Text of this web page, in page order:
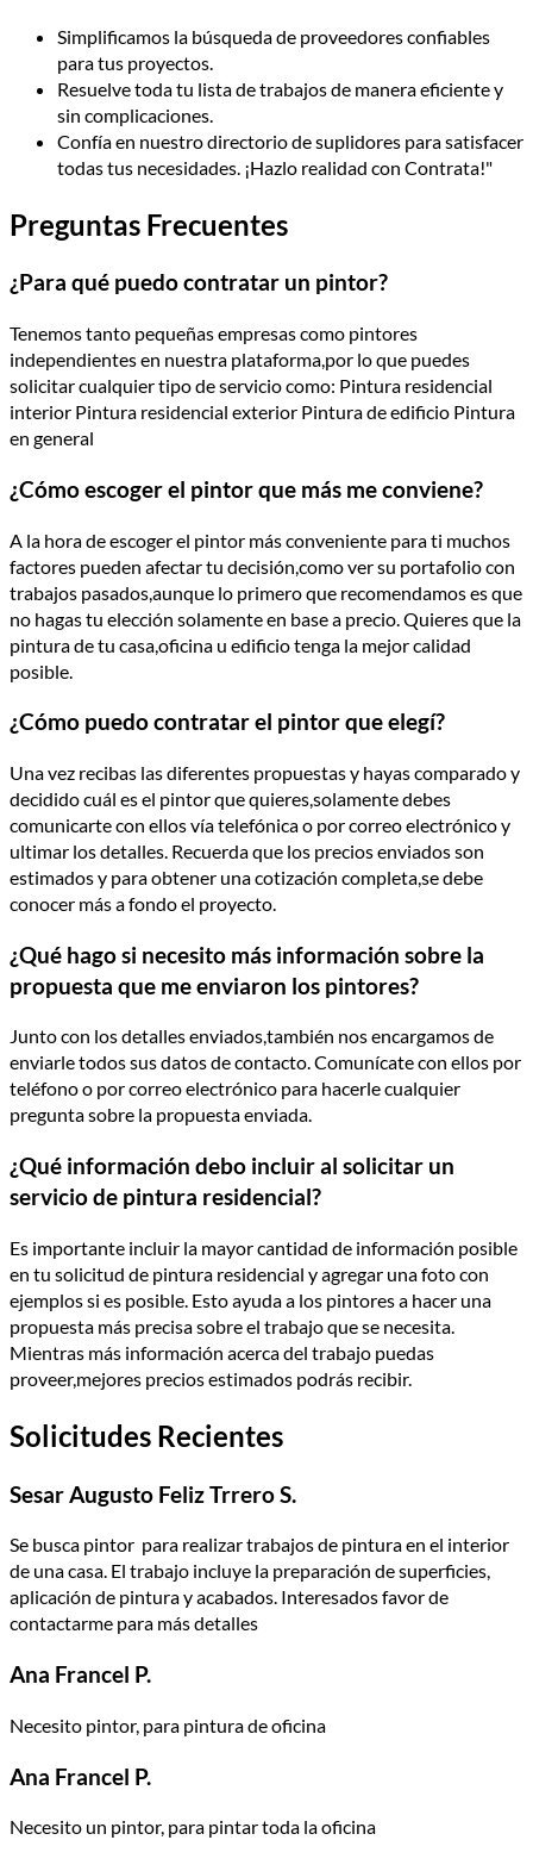
Simplificamos la búsqueda de proveedores confiables
para tus proyectos.
Resuelve toda tu lista de trabajos de manera eficiente y
sin complicaciones.
Confía en nuestro directorio de suplidores para satisfacer
todas tus necesidades. ¡Hazlo realidad con Contrata!"
Preguntas Frecuentes
¿Para qué puedo contratar un pintor?
Tenemos tanto pequeñas empresas como pintores
independientes en nuestra plataforma,por lo que puedes
solicitar cualquier tipo de servicio como: Pintura residencial
interior Pintura residencial exterior Pintura de edificio Pintura
en general
¿Cómo escoger el pintor que más me conviene?
A la hora de escoger el pintor más conveniente para ti muchos
factores pueden afectar tu decisión,como ver su portafolio con
trabajos pasados,aunque lo primero que recomendamos es que
no hagas tu elección solamente en base a precio. Quieres que la
pintura de tu casa,oficina u edificio tenga la mejor calidad
posible.
¿Cómo puedo contratar el pintor que elegí­?
Una vez recibas las diferentes propuestas y hayas comparado y
decidido cuál es el pintor que quieres,solamente debes
comunicarte con ellos ví­a telefónica o por correo electrónico y
ultimar los detalles. Recuerda que los precios enviados son
estimados y para obtener una cotización completa,se debe
conocer más a fondo el proyecto.
¿Qué hago si necesito más información sobre la
propuesta que me enviaron los pintores?
Junto con los detalles enviados,también nos encargamos de
enviarle todos sus datos de contacto. Comuní­cate con ellos por
teléfono o por correo electrónico para hacerle cualquier
pregunta sobre la propuesta enviada.
¿Qué información debo incluir al solicitar un
servicio de pintura residencial?
Es importante incluir la mayor cantidad de información posible
en tu solicitud de pintura residencial y agregar una foto con
ejemplos si es posible. Esto ayuda a los pintores a hacer una
propuesta más precisa sobre el trabajo que se necesita.
Mientras más información acerca del trabajo puedas
proveer,mejores precios estimados podrás recibir.
Solicitudes Recientes
Sesar Augusto Feliz Trrero S.
Se busca pintor para realizar trabajos de pintura en el interior
de una casa. El trabajo incluye la preparación de superficies,
aplicación de pintura y acabados. Interesados favor de
contactarme para más detalles
Ana Francel P.
Necesito pintor, para pintura de oficina
Ana Francel P.
Necesito un pintor, para pintar toda la oficina